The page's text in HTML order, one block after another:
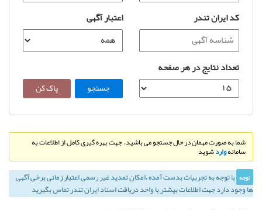
کد ایران تندر اعتبار آگهی
تعداد نتایج در هر صفحه
شما به صورت مهمان در حال جستجو می باشید، جهت بهره گیری کامل از اطلاعات به
سامانهواردشوید
توجه با توجه به تجربيات بدست آمده ،‌امكان تمديد غير رسمی اعتبار زمانی برخی آگهی
ها وجود دارد جهت اطلاعات بیشتر با واحد دریافت اسناد ایران تندر تماس بگیرید